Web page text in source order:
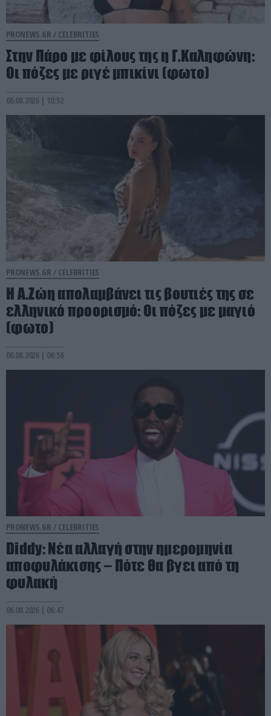
PRONEWS.GR / CELEBRITIES
Στην Πάρο με φίλους της η Γ.Καληφώνη:
Οι πόζες με ριγέ μπικίνι (φωτο)
06.08.2026 | 10:52
PRONEWS.GR / CELEBRITIES
Η Α.Ζώη απολαμβάνει τις βουτιές της σε
ελληνικό προορισμό: Οι πόζες με μαγιό
(φωτο)
06.08.2026 | 06:56
PRONEWS.GR / CELEBRITIES
Diddy: Νέα αλλαγή στην ημερομηνία
αποφυλάκισης – Πότε θα βγει από τη
φυλακή
06.08.2026 | 06:47